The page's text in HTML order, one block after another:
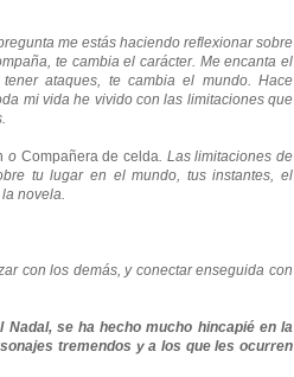
me estás haciendo reflexionar sobre
te cambia el carácter. Me encanta el
ataques, te cambia el mundo. Hace
mi vida he vivido con las limitaciones que
o Compañera de celda Las limitaciones de
tu lugar en el mundo, tus instantes, el
novela.
con los demás, y conectar enseguida con
se ha hecho mucho hincapié en la
tremendos y a los que les ocurren